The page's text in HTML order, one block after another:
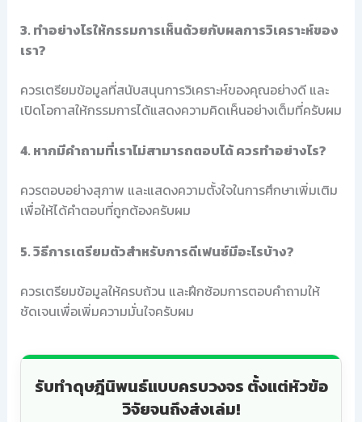
3. ทำอย่างไรให้กรรมการเห็นด้วยกับผลการวิเคราะห์ของ
เรา?
ควรเตรียมข้อมูลที่สนับสนุนการวิเคราะห์ของคุณอย่างดี และ
เปิดโอกาสให้กรรมการได้แสดงความคิดเห็นอย่างเต็มที่ครับผม
4. หากมีคำถามที่เราไม่สามารถตอบได้ ควรทำอย่างไร?
ควรตอบอย่างสุภาพ และแสดงความตั้งใจในการศึกษาเพิ่มเติม
เพื่อให้ได้คำตอบที่ถูกต้องครับผม
5. วิธีการเตรียมตัวสำหรับการดีเฟนซ์มีอะไรบ้าง?
ควรเตรียมข้อมูลให้ครบถ้วน และฝึกซ้อมการตอบคำถามให้
ชัดเจนเพื่อเพิ่มความมั่นใจครับผม
รับทำดุษฎีนิพนธ์แบบครบวงจร ตั้งแต่หัวข้อ
วิจัยจนถึงส่งเล่ม!